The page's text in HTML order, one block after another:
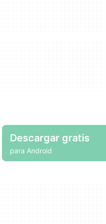
Descargar gratis
para Android